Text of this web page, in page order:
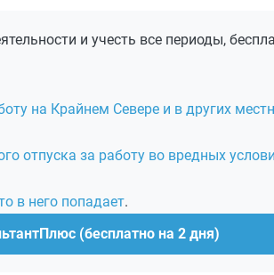
и учесть все периоды,
на Крайнем Севере и в других
отпуска за работу во вредных
в него попадает.
(бесплатно на 2 дня)